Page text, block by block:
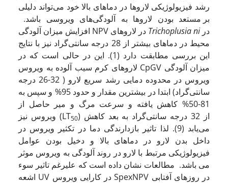
رشد فیزیولوژیکی لاروها در دماهای بالا خود می‌تواند دلیلی
بر مستعد بودن لاروها به آلودگی‌های ویروسی باشد.
Trichoplusia ni
محیط در دماهای بیشتر از 28 درجه سانتی‌گراد نیز با نتایج
این بررسی مطابقت دارد (1). این در حالی است که در
لاروهای کرم سیب آلوده به ویروس CpGV میزان آلودگی
ویروس در محدوده دمایی رشد سریع لارو ( 32-26 درجه
سانتی‌گراد) ابتدا در بیشترین مقدار و حدود 95% و سپس به
81-50% کاهش یافته و سرعت مرگ و میر حاصل از
ویروس نیز (LT50) از 32 درجه سانتی‌گراد به بعد کاهش
می‌یابد (9). لذا تاثیر بازدارندگی دما در تکثیر ویروس در
داخل بدن لارو در دماهای بالا و دخیل بودن عوامل
فیزیولوژیکی مرتبط با لارو در روند آلودگی به ویروس موثر
می باشد. مطالعات نشان داده است که علیرغم تاثیر سوء
اشعه UV در کارایی ویروس SpexNPV در روزهای آفتابی